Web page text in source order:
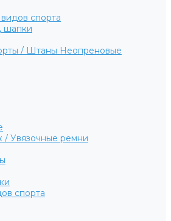
спорта
шапки
/ Штаны Неопреновые
/ Увязочные ремни
спорта